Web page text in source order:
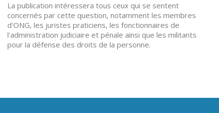
La publication intéressera tous ceux qui se sentent
concernés par cette question, notamment les membres
d'ONG, les juristes praticiens, les fonctionnaires de
l'administration judiciaire et pénale ainsi que les militants
pour la défense des droits de la personne.